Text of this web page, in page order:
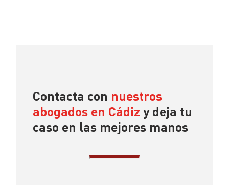
Contacta con nuestros
abogados en Cádiz y deja tu
caso en las mejores manos